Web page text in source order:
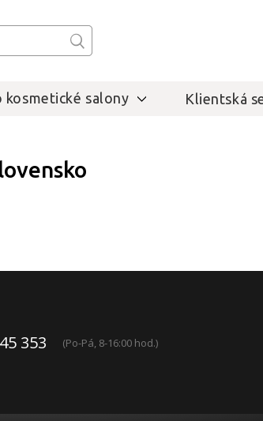
kosmetické salony Klientská
353 (Po-Pá, 8-16:00 hod.)